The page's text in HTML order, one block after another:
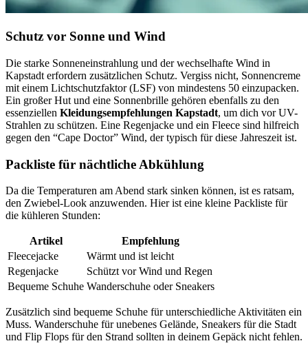
Schutz vor Sonne und Wind
Die starke Sonneneinstrahlung und der wechselhafte Wind in
Kapstadt erfordern zusätzlichen Schutz. Vergiss nicht, Sonnencreme
mit einem Lichtschutzfaktor (LSF) von mindestens 50 einzupacken.
Ein großer Hut und eine Sonnenbrille gehören ebenfalls zu den
essenziellen Kleidungsempfehlungen Kapstadt, um dich vor UV-
Strahlen zu schützen. Eine Regenjacke und ein Fleece sind hilfreich
gegen den “Cape Doctor” Wind, der typisch für diese Jahreszeit ist.
Packliste für nächtliche Abkühlung
Da die Temperaturen am Abend stark sinken können, ist es ratsam,
den Zwiebel-Look anzuwenden. Hier ist eine kleine Packliste für
die kühleren Stunden:
Artikel
Empfehlung
Fleecejacke
Wärmt und ist leicht
Regenjacke
Schützt vor Wind und Regen
Bequeme Schuhe Wanderschuhe oder Sneakers
Zusätzlich sind bequeme Schuhe für unterschiedliche Aktivitäten ein
Muss. Wanderschuhe für unebenes Gelände, Sneakers für die Stadt
und Flip Flops für den Strand sollten in deinem Gepäck nicht fehlen.